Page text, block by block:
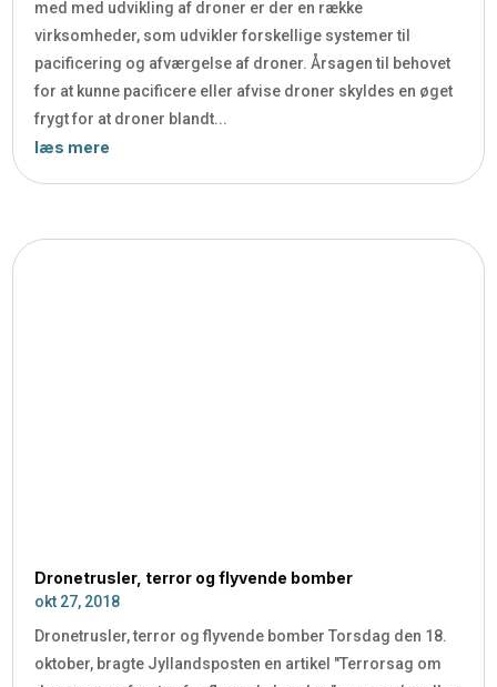
med med udvikling af droner er der en række
virksomheder, som udvikler forskellige systemer til
pacificering og afværgelse af droner. Årsagen til behovet
for at kunne pacificere eller afvise droner skyldes en øget
frygt for at droner blandt...
læs mere
Dronetrusler, terror og flyvende bomber
okt 27, 2018
Dronetrusler, terror og flyvende bomber Torsdag den 18.
oktober, bragte Jyllandsposten en artikel "Terrorsag om